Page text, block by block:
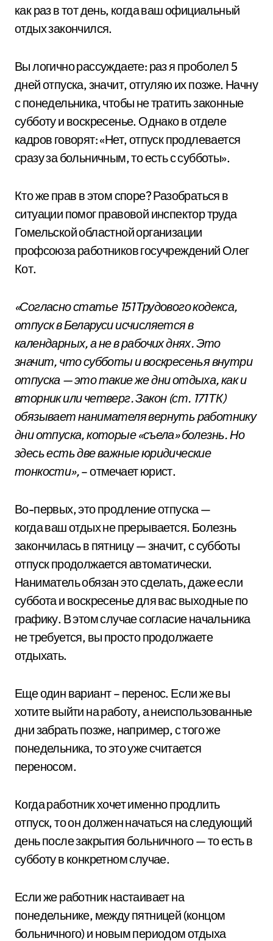
как раз в тот день, когда ваш официальный
отдых закончился.
Вы логично рассуждаете: раз я проболел 5
дней отпуска, значит, отгуляю их позже. Начну
с понедельника, чтобы не тратить законные
субботу и воскресенье. Однако в отделе
кадров говорят: «Нет, отпуск продлевается
сразу за больничным, то есть с субботы».
Кто же прав в этом споре? Разобраться в
ситуации помог правовой инспектор труда
Гомельской областной организации
профсоюза работников госучреждений Олег
Кот.
«Согласно статье 151 Трудового кодекса,
отпуск в Беларуси исчисляется в
календарных, а не в рабочих днях. Это
значит, что субботы и воскресенья внутри
отпуска — это такие же дни отдыха, как и
вторник или четверг. Закон (ст. 171 ТК)
обязывает нанимателя вернуть работнику
дни отпуска, которые «съела» болезнь. Но
здесь есть две важные юридические
тонкости»,– отмечает юрист.
Во-первых, это продление отпуска —
когда ваш отдых не прерывается. Болезнь
закончилась в пятницу — значит, с субботы
отпуск продолжается автоматически.
Наниматель обязан это сделать, даже если
суббота и воскресенье для вас выходные по
графику. В этом случае согласие начальника
не требуется, вы просто продолжаете
отдыхать.
Еще один вариант – перенос. Если же вы
хотите выйти на работу, а неиспользованные
дни забрать позже, например, с того же
понедельника, то это уже считается
переносом.
Когда работник хочет именно продлить
отпуск, то он должен начаться на следующий
день после закрытия больничного — то есть в
субботу в конкретном случае.
Если же работник настаивает на
понедельнике, между пятницей (концом
больничного) и новым периодом отдыха